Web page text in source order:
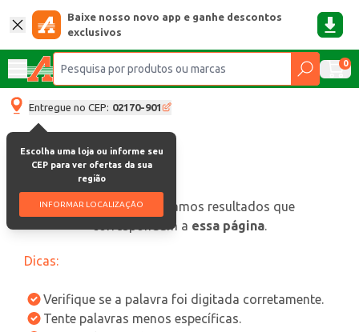
Baixe nosso novo app e ganhe descontos
exclusivos
0
Entregue no CEP: 02170-901
Escolha uma loja ou informe seu
CEP para ver ofertas da sua
região
INFORMAR LOCALIZAÇÃO
oops, não encontramos resultados que
correspondam a essa página.
Dicas:
Verifique se a palavra foi digitada corretamente.
Tente palavras menos específicas.